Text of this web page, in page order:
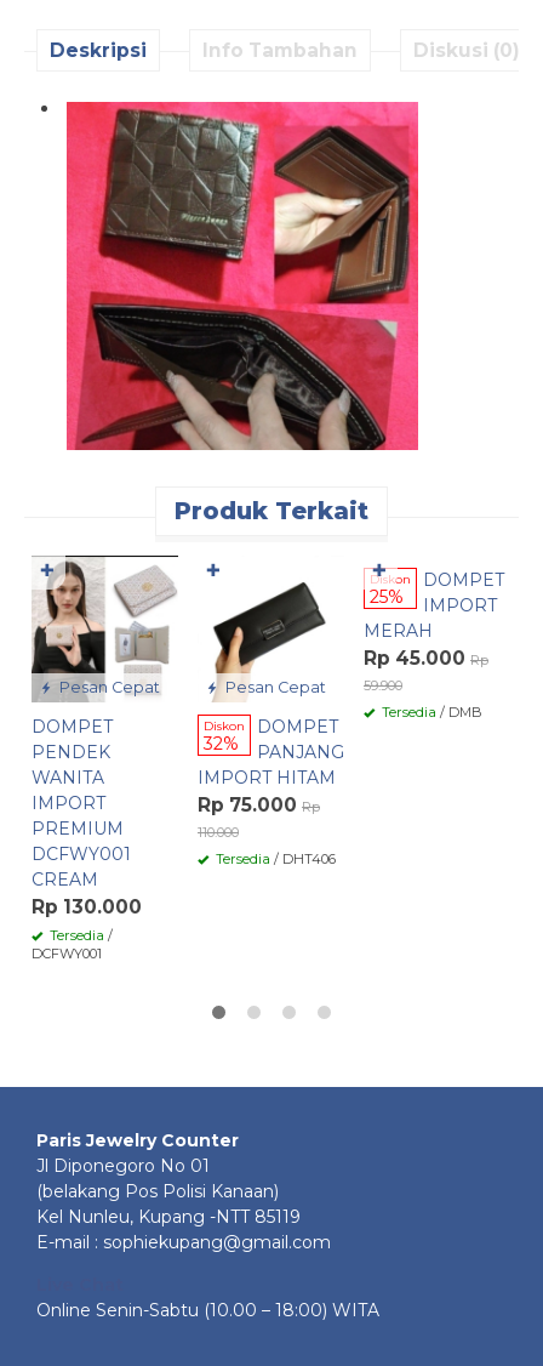
Deskripsi Info Tambahan Diskusi (0)
Produk Terkait
Pesan Cepat
DOMPET
PENDEK
WANITA
IMPORT
PREMIUM
DCFWY001
CREAM
Rp 130.000
Tersedia /
DCFWY001
✚
Pesan Cepat
Diskon
32%
DOMPET
PANJANG
IMPORT HITAM
Rp 75.000 Rp
110.000
Tersedia / DHT406
✚ Diskon
25%
DOMPET
IMPORT
MERAH
Rp 45.000 Rp
59.900
Tersedia / DMB
✚
Paris Jewelry Counter
Jl Diponegoro No 01
(belakang Pos Polisi Kanaan)
Kel Nunleu, Kupang -NTT 85119
E-mail : sophiekupang@gmail.com
Online Senin-Sabtu (10.00 – 18:00) WITA